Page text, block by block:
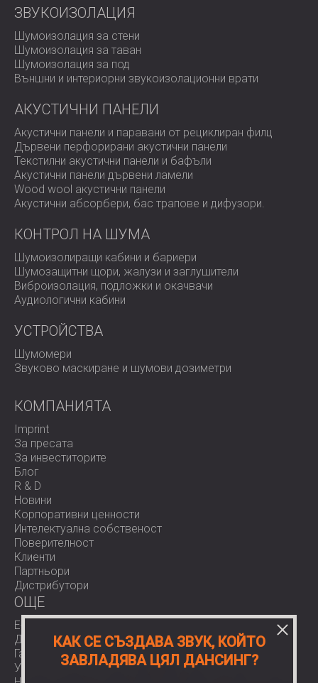
ЗВУКОИЗОЛАЦИЯ
Шумоизолация за стени
Шумоизолация за таван
Шумоизолация за под
Външни и интериорни звукоизолационни врати
АКУСТИЧНИ ПАНЕЛИ
Акустични панели и паравани от рециклиран филц
Дървени перфорирани акустични панели
Текстилни акустични панели и бафъли
Акустични панели дървени ламели
Wood wool акустични панели
Акустични абсорбери, бас трапове и дифузoри.
КОНТРОЛ НА ШУМА
Шумоизолиращи кабини и бариери
Шумозащитни щори, жалузи и заглушители
Виброизолация, подложки и окачвачи
Аудиологични кабини
УСТРОЙСТВА
Шумомери
Звуково маскиране и шумови дозиметри
КОМПАНИЯТА
Imprint
За пресата
За инвеститорите
Блог
R & D
Новини
Корпоративни ценности
Интелектуална собственост
Поверителност
Клиенти
Партньори
Дистрибутори
OЩЕ
E-Shop
Доставки
Гаранции
Условия за ползване
КАК СЕ СЪЗДАВА ЗВУК, КОЙТО
ЗАВЛАДЯВА ЦЯЛ ДАНСИНГ?